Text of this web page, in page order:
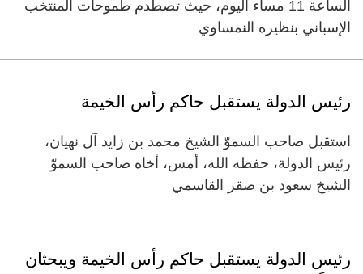
الساعة 11 مساء اليوم، حيث تصطدم طموحات المنتخب
الإسباني بنظيره النمساوي
رئيس الدولة يستقبل حاكم رأس الخيمة
استقبل صاحب السموّ الشيخ محمد بن زايد آل نهيان،
رئيس الدولة، حفظه الله، أمس، أخاه صاحب السموّ
الشيخ سعود بن صقر القاسمي
رئيس الدولة يستقبل حاكم رأس الخيمة ويبحثان